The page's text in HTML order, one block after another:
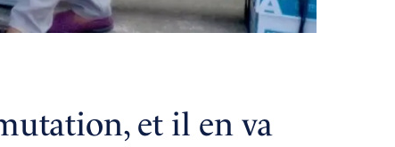
et il en va